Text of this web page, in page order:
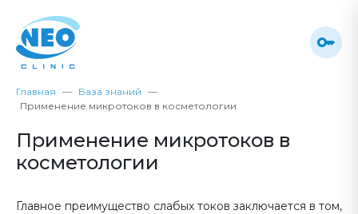
Главная
База знаний
Применение микротоков в косметологии
Применение микротоков в
косметологии
Главное преимущество слабых токов заключается в том,